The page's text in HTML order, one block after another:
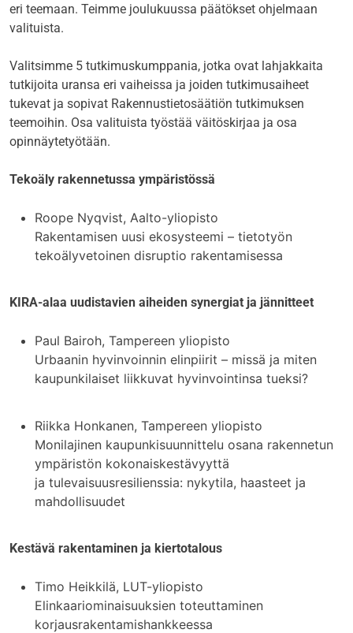
eri teemaan. Teimme joulukuussa päätökset ohjelmaan
valituista.
Valitsimme 5 tutkimuskumppania, jotka ovat lahjakkaita
tutkijoita uransa eri vaiheissa ja joiden tutkimusaiheet
tukevat ja sopivat Rakennustietosäätiön tutkimuksen
teemoihin. Osa valituista työstää väitöskirjaa ja osa
opinnäytetyötään.
Tekoäly rakennetussa ympäristössä
Roope Nyqvist, Aalto-yliopisto
Rakentamisen uusi ekosysteemi – tietotyön
tekoälyvetoinen disruptio rakentamisessa
KIRA-alaa uudistavien aiheiden synergiat ja jännitteet
Paul Bairoh, Tampereen yliopisto
Urbaanin hyvinvoinnin elinpiirit – missä ja miten
kaupunkilaiset liikkuvat hyvinvointinsa tueksi?
Riikka Honkanen, Tampereen yliopisto
Monilajinen kaupunkisuunnittelu osana rakennetun
ympäristön kokonaiskestävyyttä
ja tulevaisuusresilienssia: nykytila, haasteet ja
mahdollisuudet
Kestävä rakentaminen ja kiertotalous
Timo Heikkilä, LUT-yliopisto
Elinkaariominaisuuksien toteuttaminen
korjausrakentamishankkeessa